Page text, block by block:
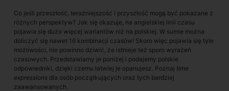
Co jeśli przeszłość, teraźniejszość i przyszłość mogą być pokazane z
różnych perspektyw? Jak się okazuje, na angielskiej linii czasu
pojawia się dużo więcej wariantów niż na polskiej. W sumie można
doliczyć się nawet 16 kombinacji czasów! Skoro więc pojawia się tyle
możliwości, nie powinno dziwić, że istnieje też sporo wyrażeń
czasowych. Przedstawiamy je poniżej i podajemy polskie
odpowiedniki, dzięki czemu łatwiej je opanujesz. Poznaj time
expressions dla osób początkujących oraz tych bardziej
zaawansowanych.